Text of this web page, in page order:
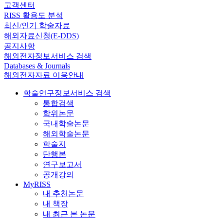
고객센터
RISS 활용도 분석
최신/인기 학술자료
해외자료신청(E-DDS)
공지사항
해외전자정보서비스 검색
Databases & Journals
해외전자자료 이용안내
학술연구정보서비스 검색
통합검색
학위논문
국내학술논문
해외학술논문
학술지
단행본
연구보고서
공개강의
MyRISS
내 추천논문
내 책장
내 최근 본 논문